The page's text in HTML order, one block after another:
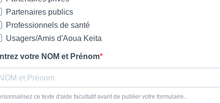
Partenaires publics
Professionnels de santé
Usagers/Amis d'Aoua Keita
votre NOM et Prénom
ce texte d'aide facultatif avant de publier votre formulaire..